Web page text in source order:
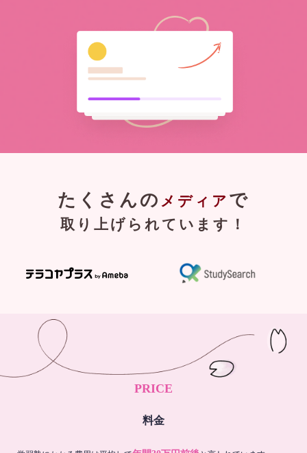
たくさんの メディア で
取り上げられています！
PRICE
料金